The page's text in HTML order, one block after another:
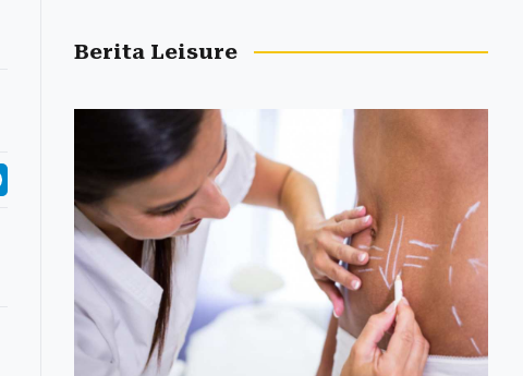
Berita Leisure